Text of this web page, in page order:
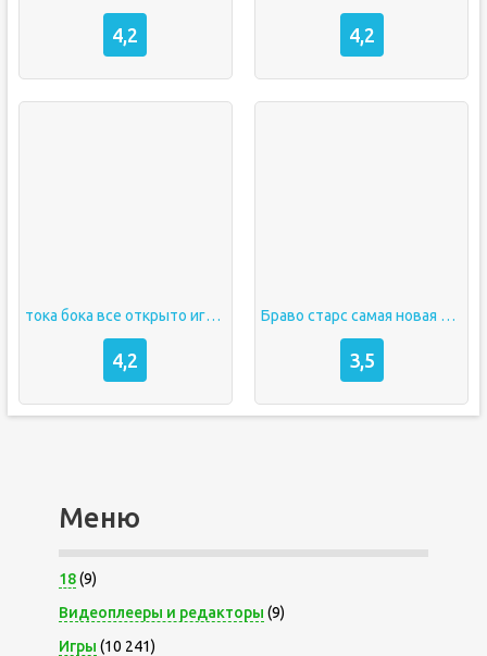
4,2 4,2
тока бока все открыто играть
4,2
Браво старс самая новая версия
3,5
Меню
18(9)
Видеоплееры и редакторы (9)
Игры (10 241)